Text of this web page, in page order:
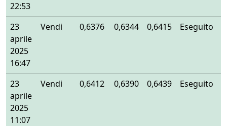
22:53
23
aprile
2025
16:47
Vendi 0,6376 0,6344 0,6415 Eseguito
23
aprile
2025
11:07
Vendi 0,6412 0,6390 0,6439 Eseguito